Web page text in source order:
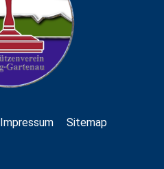
Impressum Sitemap